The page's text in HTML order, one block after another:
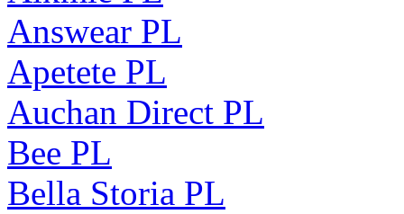
Answear PL
Apetete PL
Auchan Direct PL
Bee PL
Bella Storia PL